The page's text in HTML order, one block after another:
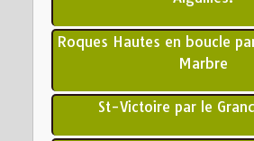
Roques Hautes en boucle
Marbre
St-Victoire par le